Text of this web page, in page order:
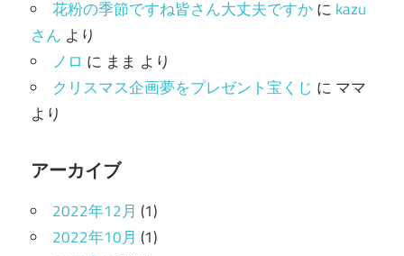
花粉の季節ですね皆さん大丈夫ですかに kazu
さん より
ノロ に まま より
クリスマス企画夢をプレゼント宝くじ に ママ
より
アーカイブ
2022年12月 (1)
2022年10月 (1)